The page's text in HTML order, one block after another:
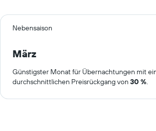
Nebensaison
März
Günstigster Monat für Übernachtungen mit
durchschnittlichen Preisrückgang von 30 %.